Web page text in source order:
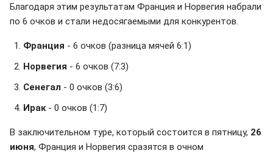
Благодаря этим результатам Франция и Норвегия набрали
по 6 очков и стали недосягаемыми для конкурентов.
Франция - 6 очков (разница мячей 6:1)
Норвегия - 6 очков (7:3)
Сенегал - 0 очков (3:6)
Ирак - 0 очков (1:7)
В заключительном туре, который состоится в пятницу, 26
июня, Франция и Норвегия сразятся в очном